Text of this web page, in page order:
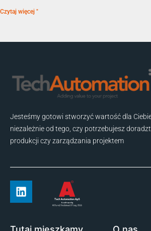
Czytaj więcej "
Jesteśmy gotowi stworzyć wartość dla
niezależnie od tego, czy potrzebujesz
produkcji czy zarządzania projektem